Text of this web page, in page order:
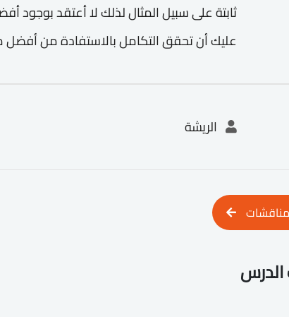
ثابتة على سبيل المثال لذلك لا أعتقد بوجود
عليك أن تحقق التكامل بالاستفادة من أفضل
الريشة